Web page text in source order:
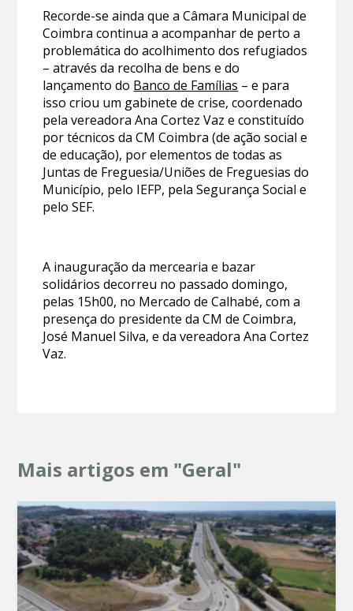
Recorde-se ainda que a Câmara Municipal de
Coimbra continua a acompanhar de perto a
problemática do acolhimento dos refugiados
– através da recolha de bens e do
lançamento do Banco de Famílias – e para
isso criou um gabinete de crise, coordenado
pela vereadora Ana Cortez Vaz e constituído
por técnicos da CM Coimbra (de ação social e
de educação), por elementos de todas as
Juntas de Freguesia/Uniões de Freguesias do
Município, pelo IEFP, pela Segurança Social e
pelo SEF.
A inauguração da mercearia e bazar
solidários decorreu no passado domingo,
pelas 15h00, no Mercado de Calhabé, com a
presença do presidente da CM de Coimbra,
José Manuel Silva, e da vereadora Ana Cortez
Vaz.
Mais artigos em "Geral"